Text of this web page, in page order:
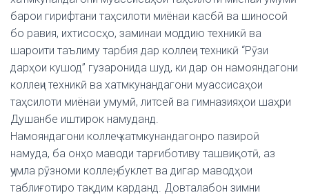
барои гирифтани таҳсилоти миёнаи касбӣ ва шиносоӣ
бо равия, ихтисосҳо, заминаи моддию техникӣ ва
шароити таълиму тарбия дар коллеҷи техникӣ “Рӯзи
дарҳои кушод” гузаронида шуд, ки дар он намояндагони
коллеҷи техникӣ ва хатмкунандагони муассисаҳои
таҳсилоти миёнаи умумӣ, литсей ва гимназияҳои шаҳри
Душанбе иштирок намуданд.
Намояндагони коллеҷ хатмкунандагонро пазироӣ
намуда, ба онҳо маводи тарғиботиву ташвиқотӣ, аз
ҷумла рӯзноми коллеҷ, буклет ва дигар маводҳои
таблиғотиро тақдим карданд. Довталабон зимни